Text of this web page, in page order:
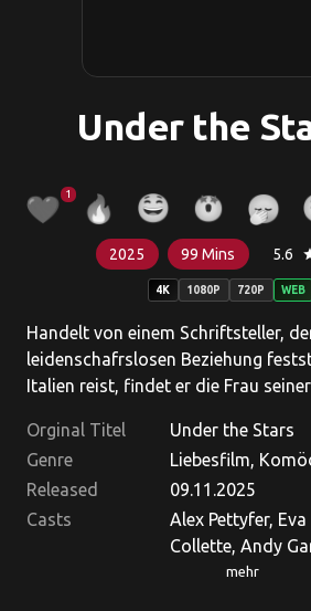
Under the
1
2025 99 Mins 5.6
4K 1080P 720P WEB
Handelt von einem Schriftsteller,
leidenschafrslosen Beziehung
Italien reist, findet er die Frau
Orginal Titel
Under the Stars
Genre
Liebesfilm,
Released
09.11.2025
Casts
Alex Pettyfer,
Collette, Andy
mehr